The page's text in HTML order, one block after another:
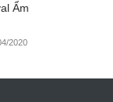
Ẩm
2020
sắc